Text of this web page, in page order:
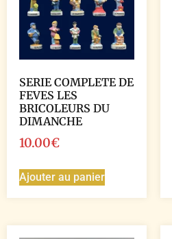
SERIE COMPLETE DE
FEVES LES
BRICOLEURS DU
DIMANCHE
10.00€
Ajouter au panier